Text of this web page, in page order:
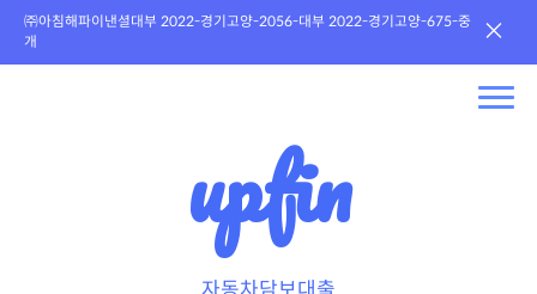
㈜아침해파이낸셜대부 2022-경기고양-2056-대부 2022-경기고양-675-중
개
×
upfin